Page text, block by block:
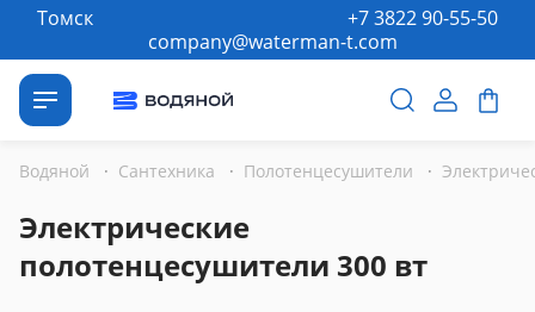
Томск
company@waterman-t.com
+7 3822 90-55-50
Водяной · Сантехника · Полотенцесушители ·
Электрические
полотенцесушители 300 вт